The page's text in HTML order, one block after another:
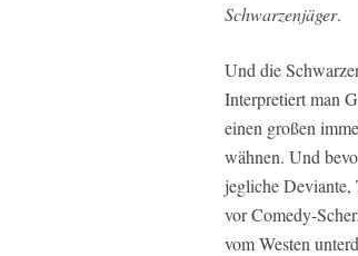
Schwarzenjäger.
Und die
Interpretiert man
einen großen
wähnen. Und
jegliche
vor Comedy-
vom Westen